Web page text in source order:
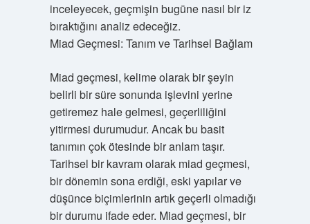
inceleyecek, geçmişin bugüne nasıl bir iz
bıraktığını analiz edeceğiz.
Miad Geçmesi: Tanım ve Tarihsel Bağlam
Miad geçmesi, kelime olarak bir şeyin
belirli bir süre sonunda işlevini yerine
getiremez hale gelmesi, geçerliliğini
yitirmesi durumudur. Ancak bu basit
tanımın çok ötesinde bir anlam taşır.
Tarihsel bir kavram olarak miad geçmesi,
bir dönemin sona erdiği, eski yapılar ve
düşünce biçimlerinin artık geçerli olmadığı
bir durumu ifade eder. Miad geçmesi, bir